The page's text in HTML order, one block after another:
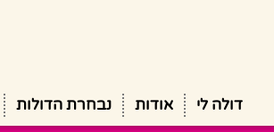
דולה לי אודות נבחרת הדולות